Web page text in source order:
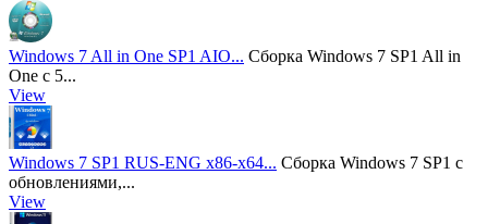
Windows 7 All in One SP1 AIO... Сборка Windows 7 SP1 All in
One с 5...
View
Windows 7 SP1 RUS-ENG x86-x64... Сборка Windows 7 SP1 с
обновлениями,...
View